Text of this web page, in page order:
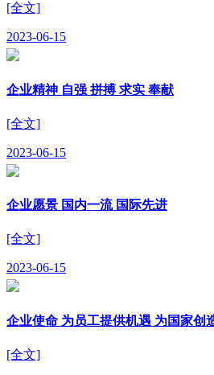
[全文]
2023-06-15
企业精神 自强 拼搏 求实 奉献
[全文]
2023-06-15
企业愿景 国内一流 国际先进
[全文]
2023-06-15
企业使命 为员工提供机遇 为国家创
[全文]